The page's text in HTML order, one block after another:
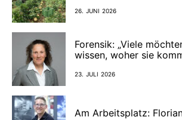
26. JUNI 2026
Forensik: „Viele
wissen, woher sie
23. JULI 2026
Am Arbeitsplatz: